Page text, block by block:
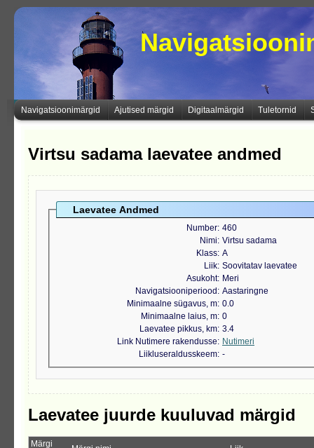
Navigatsioonimärgid Ajutised märgid Digitaalmärgid Tuletornid
Virtsu sadama laevatee andmed
Laevatee Andmed
Number 460
Nimi Virtsu sadama
Klass A
Liik Soovitatav laevatee
Asukoht
Meri
Navigatsiooniperiood
Aastaringne
Minimaalne sügavus, m 0.0
Minimaalne laius, m 0
Laevatee pikkus, km 3.4
Link Nutimere rakendusse
Nutimeri
Liikluseraldusskeem -
Laevatee juurde kuuluvad märgid
Märgi